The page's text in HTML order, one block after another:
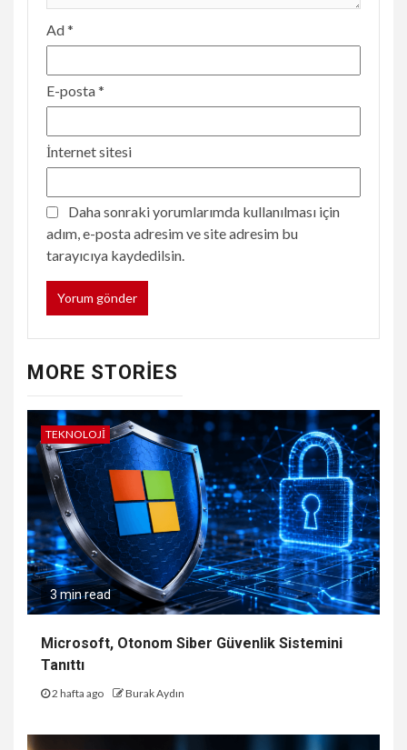
Ad*
E-posta*
İnternet sitesi
Daha sonraki yorumlarımda kullanılması için
adım, e-posta adresim ve site adresim bu
tarayıcıya kaydedilsin.
MORE STORIES
TEKNOLOJI
3 min read
Microsoft, Otonom Siber Güvenlik Sistemini
Tanıttı
2 hafta ago Burak Aydın